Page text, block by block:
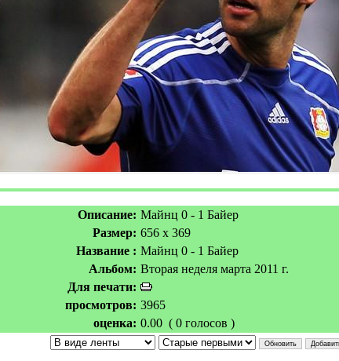
Описание: Майнц 0 - 1 Байер
Размер: 656 x 369
Название : Майнц 0 - 1 Байер
Альбом: Вторая неделя марта 2011 г.
Для печати:
просмотров: 3965
оценка: 0.00 ( 0 голосов )